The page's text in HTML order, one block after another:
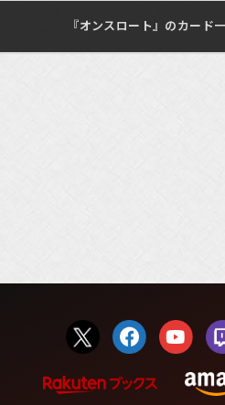
『オンスロート』のカード